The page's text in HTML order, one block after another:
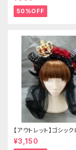
50%OFF
【アウトレット】ゴシッ
ゴールドクラウン＆ホー
ール付き)
¥3,150